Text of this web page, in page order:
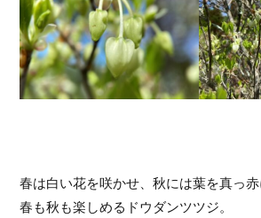
春は白い花を咲かせ、秋には葉を真っ赤
春も秋も楽しめるドウダンツツジ。